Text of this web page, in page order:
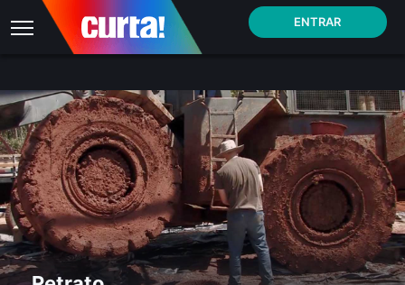
ENTRAR